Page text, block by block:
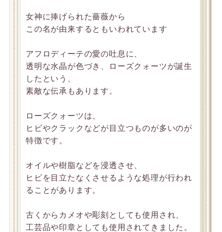
女神に捧げられた薔薇から
この名が由来するともいわれています
アフロディーテの愛の吐息に、
透明な水晶が色づき、ローズクォーツが誕生
したという、
素敵な伝承もあります。
ローズクォーツは、
ヒビやクラックなどが目立つものが多いのが
特徴です。
オイルや樹脂などを浸透させ、
ヒビを目立たなくさせるような処理が行われ
ることがあります。
古くからカメオや彫刻としても使用され、
工芸品や印章としても使用されてきました。